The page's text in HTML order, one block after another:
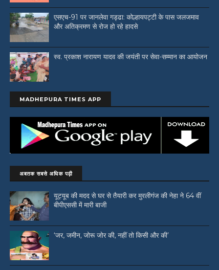
एसएच-91 पर जानलेवा गड्ढा: कोल्हायपट्टी के पास जलजमाव
और अतिक्रमण से रोज हो रहे हादसे
स्व. प्रकाश नारायण यादव की जयंती पर सेवा-सम्मान का आयोजन
MADHEPURA TIMES APP
अबतक सबसे अधिक पढ़ी
यूट्यूब की मदद से घर से तैयारी कर मुरलीगंज की नेहा ने 64 वीं
बीपीएससी में मारी बाजी
‘जर, जमीन, जोरू जोर की, नहीं तो किसी और की’